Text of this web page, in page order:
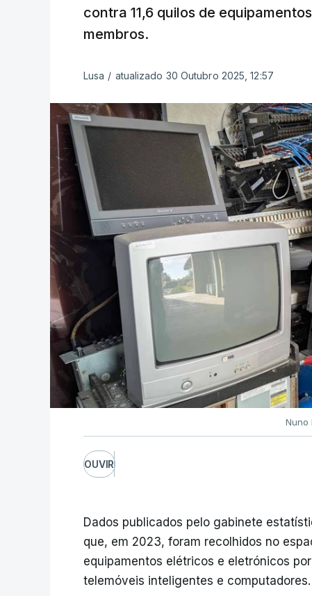
contra 11,6 quilos de
membros.
Lusa / atualizado 30 Outubro 2025, 12:57
Nuno
OUVIR
Dados publicados pelo gabinete
que, em 2023, foram recolhidos no
equipamentos elétricos e eletrónicos
telemóveis inteligentes e computadores.